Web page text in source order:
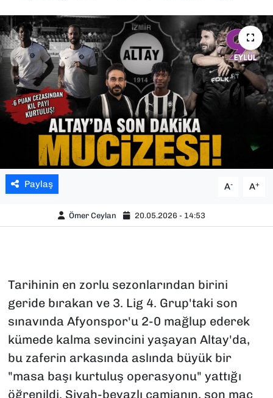
Paylaş A- A+
Ömer Ceylan 20.05.2026 - 14:53
Tarihinin en zorlu sezonlarından birini
geride bırakan ve 3. Lig 4. Grup'taki son
sınavında Afyonspor'u 2-0 mağlup ederek
kümede kalma sevincini yaşayan Altay'da,
bu zaferin arkasında aslında büyük bir
"masa başı kurtuluş operasyonu" yattığı
öğrenildi. Siyah-beyazlı camianın, son maç
YEREL YÖNETİMLER